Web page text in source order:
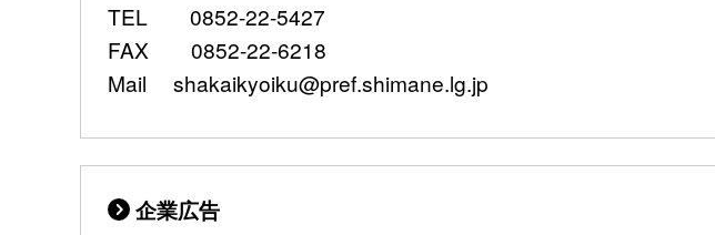
TEL 0852-22-5427
FAX 0852-22-6218
Mail shakaikyoiku@pref.shimane.lg.jp
企業広告